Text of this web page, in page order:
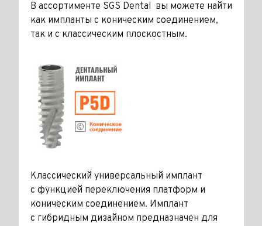
В ассортименте SGS Dental вы можете найти
как импланты с коническим соединением,
так и с классическим плоскостным.
Классический универсальный имплант
с функцией переключения платформ и
коническим соединением. Имплант
с гибридным дизайном предназначен для